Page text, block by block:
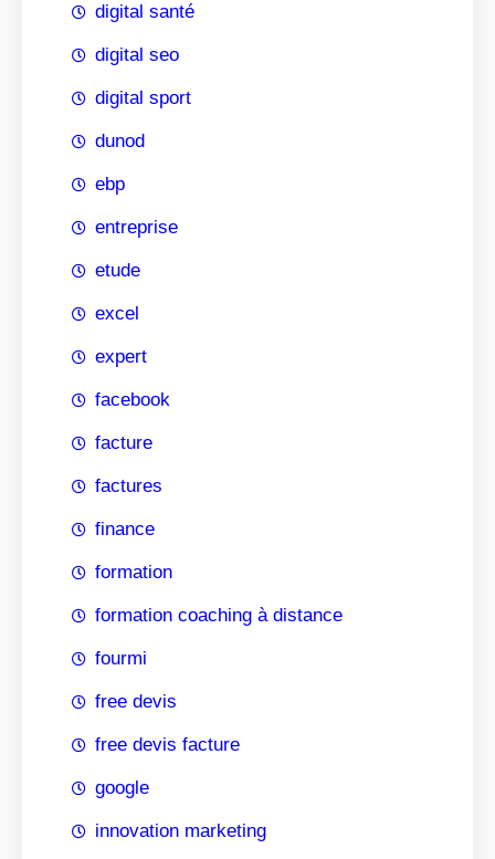
digital santé
digital seo
digital sport
dunod
ebp
entreprise
etude
excel
expert
facebook
facture
factures
finance
formation
formation coaching à distance
fourmi
free devis
free devis facture
google
innovation marketing